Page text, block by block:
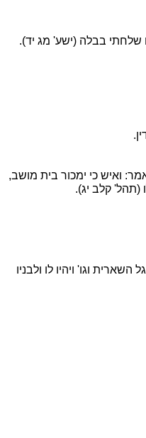
שלחתי בבלה (ישע' מג יד).
ואיש כי ימכור בית מושב,
(תהל' קלב יג).
וגו' ויהיו לו ולבניו